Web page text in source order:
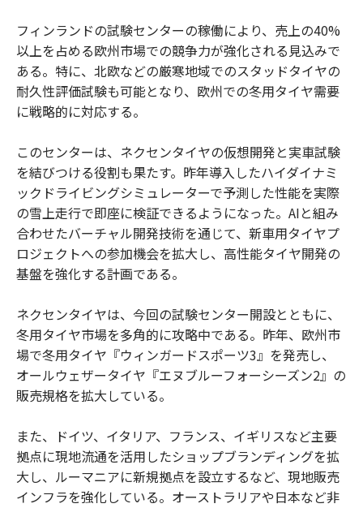
フィンランドの試験センターの稼働により、売上の40%
以上を占める欧州市場での競争力が強化される見込みで
ある。特に、北欧などの厳寒地域でのスタッドタイヤの
耐久性評価試験も可能となり、欧州での冬用タイヤ需要
に戦略的に対応する。
このセンターは、ネクセンタイヤの仮想開発と実車試験
を結びつける役割も果たす。昨年導入したハイダイナミ
ックドライビングシミュレーターで予測した性能を実際
の雪上走行で即座に検証できるようになった。AIと組み
合わせたバーチャル開発技術を通じて、新車用タイヤプ
ロジェクトへの参加機会を拡大し、高性能タイヤ開発の
基盤を強化する計画である。
ネクセンタイヤは、今回の試験センター開設とともに、
冬用タイヤ市場を多角的に攻略中である。昨年、欧州市
場で冬用タイヤ『ウィンガードスポーツ3』を発売し、
オールウェザータイヤ『エヌブルーフォーシーズン2』の
販売規格を拡大している。
また、ドイツ、イタリア、フランス、イギリスなど主要
拠点に現地流通を活用したショップブランディングを拡
大し、ルーマニアに新規拠点を設立するなど、現地販売
インフラを強化している。オーストラリアや日本など非